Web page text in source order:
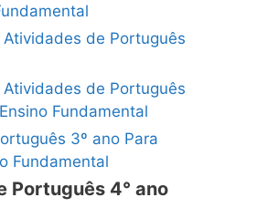
Atividades de Português
Atividades de Português
Fundamental
3º ano Para
Fundamental
Português 4° ano